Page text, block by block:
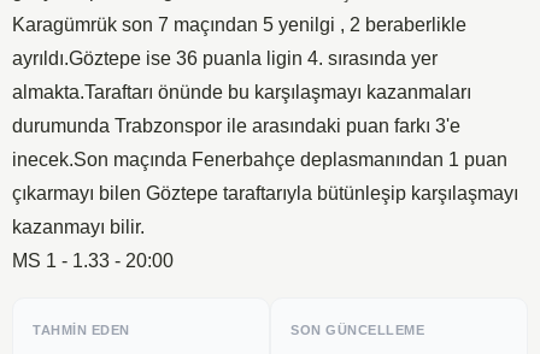
Karagümrük son 7 maçından 5 yenilgi , 2 beraberlikle
ayrıldı.Göztepe ise 36 puanla ligin 4. sırasında yer
almakta.Taraftarı önünde bu karşılaşmayı kazanmaları
durumunda Trabzonspor ile arasındaki puan farkı 3'e
inecek.Son maçında Fenerbahçe deplasmanından 1 puan
çıkarmayı bilen Göztepe taraftarıyla bütünleşip karşılaşmayı
kazanmayı bilir.
MS 1 - 1.33 - 20:00
TAHMIN EDEN SON GÜNCELLEME